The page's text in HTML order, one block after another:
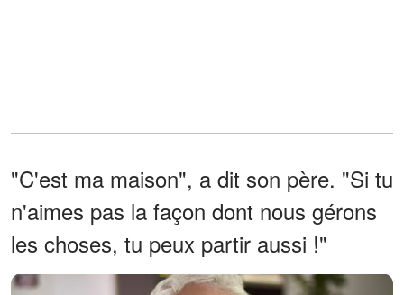
"C'est ma maison", a dit son père. "Si tu
n'aimes pas la façon dont nous gérons
les choses, tu peux partir aussi !"